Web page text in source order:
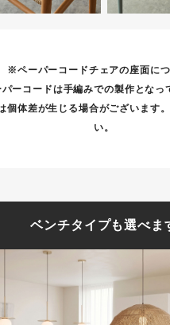
※ペーパーコードチェアの座面に
ーコードは手編みでの製作となっ
個体差が生じる場合がございます
い。
ベンチタイプも選べま